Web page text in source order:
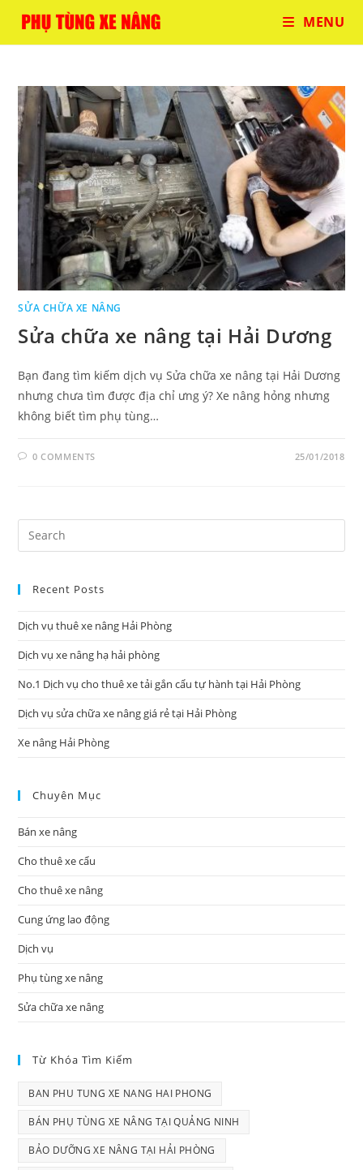
content
MENU
SỬA CHỮA XE NÂNG
Sửa chữa xe nâng tại Hải Dương
Bạn đang tìm kiếm dịch vụ Sửa chữa xe nâng tại Hải Dương
nhưng chưa tìm được địa chỉ ưng ý? Xe nâng hỏng nhưng
không biết tìm phụ tùng…
0 COMMENTS 25/01/2018
Recent Posts
Dịch vụ thuê xe nâng Hải Phòng
Dịch vụ xe nâng hạ hải phòng
No.1 Dịch vụ cho thuê xe tải gắn cẩu tự hành tại Hải Phòng
Dịch vụ sửa chữa xe nâng giá rẻ tại Hải Phòng
Xe nâng Hải Phòng
Chuyên Mục
Bán xe nâng
Cho thuê xe cẩu
Cho thuê xe nâng
Cung ứng lao động
Dịch vụ
Phụ tùng xe nâng
Sửa chữa xe nâng
Từ Khóa Tìm Kiếm
BAN PHU TUNG XE NANG HAI PHONG
BÁN PHỤ TÙNG XE NÂNG TẠI QUẢNG NINH
BẢO DƯỠNG XE NÂNG TẠI HẢI PHÒNG